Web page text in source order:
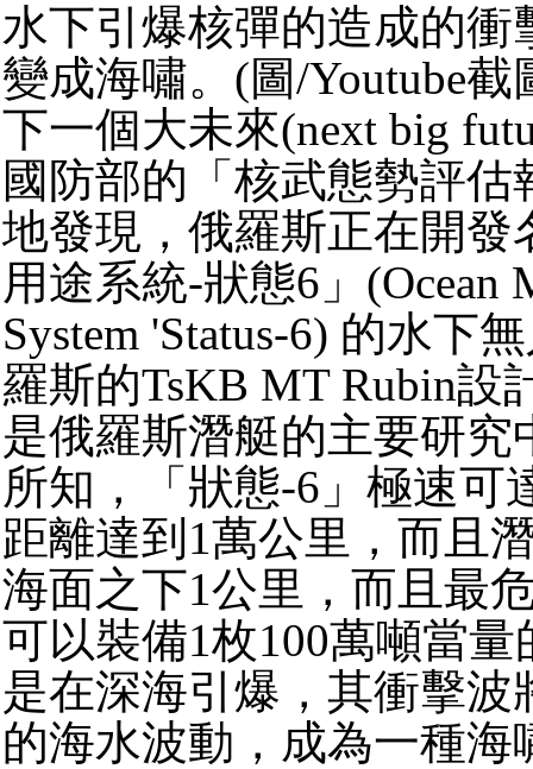
水下引爆核彈的造成的衝
變成海嘯。(圖/Youtube截
下一個大未來(next big
國防部的「核武態勢評估
地發現，俄羅斯正在開發
用途系統-狀態6」(Ocean
System 'Status-6) 的水下
羅斯的TsKB MT Rubin設
是俄羅斯潛艇的主要研究
所知，「狀態-6」極速可
距離達到1萬公里，而且
海面之下1公里，而且最
可以裝備1枚100萬噸當
是在深海引爆，其衝擊波
的海水波動，成為一種海